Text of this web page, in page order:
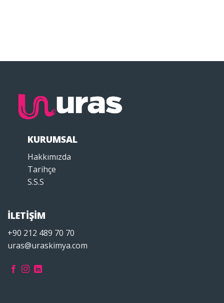
KURUMSAL
Hakkımızda
Tarihçe
S.S.S
İLETİŞİM
+90 212 489 70 70
uras@uraskimya.com